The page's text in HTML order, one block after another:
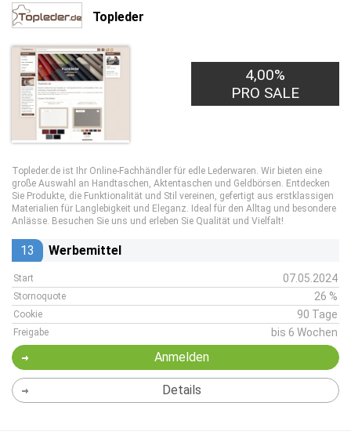
Topleder
4,00%
PRO SALE
Topleder.de ist Ihr Online-Fachhändler für edle Lederwaren. Wir bieten eine
große Auswahl an Handtaschen, Aktentaschen und Geldbörsen. Entdecken
Sie Produkte, die Funktionalität und Stil vereinen, gefertigt aus erstklassigen
Materialien für Langlebigkeit und Eleganz. Ideal für den Alltag und besondere
Anlässe. Besuchen Sie uns und erleben Sie Qualität und Vielfalt!
13 Werbemittel
Start 07.05.2024
Stornoquote 26 %
Cookie 90 Tage
Freigabe bis 6 Wochen
Anmelden
Details